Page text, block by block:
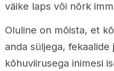
väike laps või nõrk
Oluline on mõista, et
anda süljega,
kõhuviirusega inimesi